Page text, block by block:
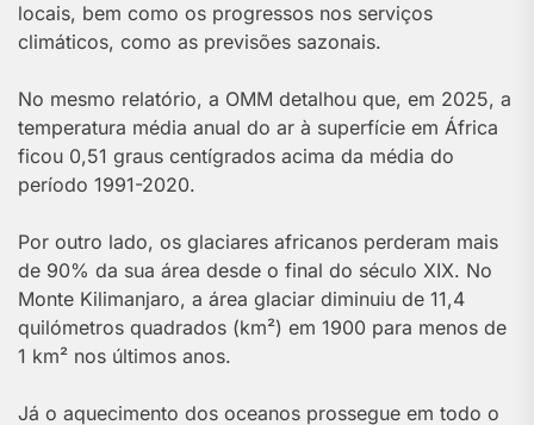
locais, bem como os progressos nos serviços
climáticos, como as previsões sazonais.
No mesmo relatório, a OMM detalhou que, em 2025, a
temperatura média anual do ar à superfície em África
ficou 0,51 graus centígrados acima da média do
período 1991-2020.
Por outro lado, os glaciares africanos perderam mais
de 90% da sua área desde o final do século XIX. No
Monte Kilimanjaro, a área glaciar diminuiu de 11,4
quilómetros quadrados (km²) em 1900 para menos de
1 km² nos últimos anos.
Já o aquecimento dos oceanos prossegue em todo o